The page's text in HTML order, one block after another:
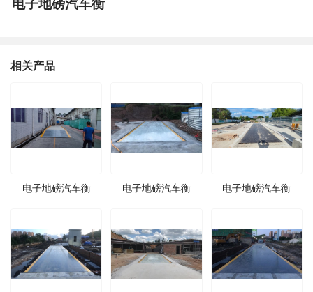
电子地磅汽车衡
相关产品
电子地磅汽车衡 电子地磅汽车衡 电子地磅汽车衡